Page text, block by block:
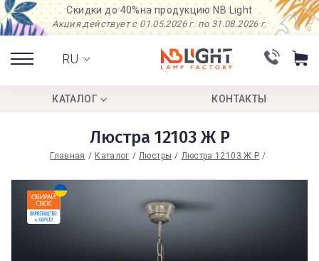
Скидки до 40%на продукцию NB Light
Акция действует с 01.05.2026 г. по 31.08.2026 г.
RU
КАТАЛОГ КОНТАКТЫ
Люстра 12103 Ж Р
Главная Каталог Люстры Люстра 12103 Ж Р